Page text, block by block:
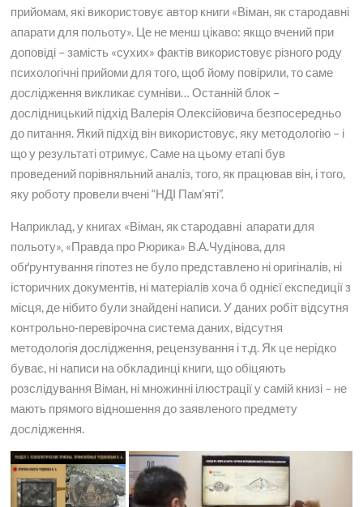
прийомам, які використовує автор книги «Віман, як стародавні
апарати для польоту». Це не менш цікаво: якщо вчений при
доповіді – замість «сухих» фактів використовує різного роду
психологічні прийоми для того, щоб йому повірили, то саме
дослідження викликає сумніви… Останній блок –
дослідницький підхід Валерія Олексійовича безпосередньо
до питання. Який підхід він використовує, яку методологію – і
що у результаті отримує. Саме на цьому етапі був
проведений порівняльний аналіз, того, як працював він, і того,
яку роботу провели вчені “НДІ Пам’яті”.
Наприклад, у книгах «Віман, як стародавні апарати для
польоту», «Правда про Рюрика» В.А.Чудінова, для
обґрунтування гіпотез не було представлено ні оригіналів, ні
історичних документів, ні матеріалів хоча б однієї експедиції з
місця, де нібито були знайдені написи. У даних робіт відсутня
контрольно-перевірочна система даних, відсутня
методологія дослідження, рецензування і т.д. Як це нерідко
буває, ні написи на обкладинці книги, що обіцяють
розслідування Віман, ні множинні ілюстрації у самій книзі – не
мають прямого відношення до заявленого предмету
дослідження.